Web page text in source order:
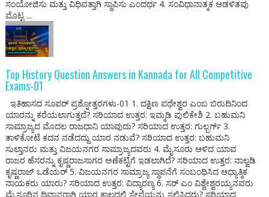
ಸಂಯೋಜಿಸು ಮತ್ತು ವಿಧಿವತ್ತಾಗಿ ಸ್ಥಾಪಿಸು ಎಂದರ್ಥ 4. ಸಂವಿಧಾನಾತ್ಮಕ ಆಡಳಿತವು
ಮೊಟ್ಟ ...
Top History Question Answers in Kannada for All Competitive
Exams-01
ಇತಿಹಾಸದ ಸೂಪರ್ ಪ್ರಶ್ನೋತ್ತರಗಳು-01 1. ದಕ್ಷಿಣ ಪಥೇಶ್ವರ ಎಂಬ ಬಿರುದಿನಿಂದ
ಯಾರನ್ನು ಕರೆಯಲಾಗುತ್ತದೆ? ಸರಿಯಾದ ಉತ್ತರ: ಇಮ್ಮಡಿ ಪುಲಿಕೇಶಿ 2. ಬಹುಮನಿ
ಸಾಮ್ರಾಜ್ಯದ ಮೊದಲ ರಾಜಧಾನಿ ಯಾವುದು? ಸರಿಯಾದ ಉತ್ತರ: ಗುಲ್ಬರ್ಗ್ 3.
ತಾಳಿಕೋಟೆ ಕದನ ನಡೆದದ್ದು ಯಾರ ನಡುವೆ? ಸರಿಯಾದ ಉತ್ತರ: ಬಹುಮನಿ
ಸುಲ್ತಾನರು ಮತ್ತು ವಿಜಯನಗರ ಸಾಮ್ರಾಜ್ಯದವರು 4. ಮೈಸೂರು ಆಳಿದ ಯಾವ
ರಾಜರ ಹೆಸರನ್ನು ಕೃಷ್ಣರಾಜಸಾಗರ ಅಣೆಕಟ್ಟಿಗೆ ಇಡಲಾಗಿದೆ? ಸರಿಯಾದ ಉತ್ತರ: ನಾಲ್ವಡಿ
ಕೃಷ್ಣರಾಜ್ ಒಡೆಯರ್ 5. ವಿಜಯನಗರ ಸಾಮ್ರಾಜ್ಯ ಸ್ಥಾಪನೆಗೆ ಸಂಬಂಧಿಸಿದ ಆಧ್ಯಾತ್ಮಿಕ
ನಾಯಕರು ಯಾರು? ಸರಿಯಾದ ಉತ್ತರ: ವಿದ್ಯಾರಣ್ಯ 6. ಸರ್ ಎಂ ವಿಶ್ವೇಶ್ವರಯ್ಯನವರು
ಮೈಸೂರಿನ ದಿವಾನರಾಗಿ ಯಾರ ಕಾಲದಲ್ಲಿ ಸೇವೆಯನ್ನು ಸಲ್ಲಿಸಿದರು? ಸರಿಯಾದ